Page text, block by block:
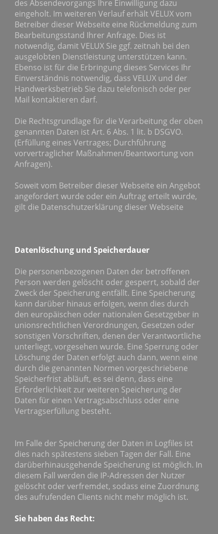
des Absendevorgangs Ihre Einwilligung dazu
eingeholt. Im weiteren Verlauf erhält VELUX vom
Betreiber dieser Webseite eine Rückmeldung zum
Bearbeitungsstand Ihrer Anfrage. Dies ist
notwendig, damit VELUX Sie ggf. zeitnah bei den
ausgelobten Dienstleistung unterstützen kann.
Ebenso ist für die Erbringung dieses Services Ihr
Einverständnis notwendig, dass VELUX und der
Handwerksbetrieb Sie dazu telefonisch oder per
Mail kontaktieren darf.
Die Rechtsgrundlage für die Verarbeitung der oben
genannten Daten ist Art. 6 Abs. 1 lit. b DSGVO.
(Erfüllung eines Vertrages; Durchführung
vorvertraglicher Maßnahmen/Beantwortung von
Anfragen).
Soweit vom Betreiber dieser Webseite ein Angebot
angefordert wurde oder ein Auftrag erteilt wurde,
gilt die Datenschutzerklärung dieser Webseite
Datenlöschung und Speicherdauer
Die personenbezogenen Daten der betroffenen
Person werden gelöscht oder gesperrt, sobald der
Zweck der Speicherung entfällt. Eine Speicherung
kann darüber hinaus erfolgen, wenn dies durch
den europäischen oder nationalen Gesetzgeber in
unionsrechtlichen Verordnungen, Gesetzen oder
sonstigen Vorschriften, denen der Verantwortliche
unterliegt, vorgesehen wurde. Eine Sperrung oder
Löschung der Daten erfolgt auch dann, wenn eine
durch die genannten Normen vorgeschriebene
Speicherfrist abläuft, es sei denn, dass eine
Erforderlichkeit zur weiteren Speicherung der
Daten für einen Vertragsabschluss oder eine
Vertragserfüllung besteht.
Im Falle der Speicherung der Daten in Logfiles ist
dies nach spätestens sieben Tagen der Fall. Eine
darüberhinausgehende Speicherung ist möglich. In
diesem Fall werden die IP-Adressen der Nutzer
gelöscht oder verfremdet, sodass eine Zuordnung
des aufrufenden Clients nicht mehr möglich ist.
Sie haben das Recht: